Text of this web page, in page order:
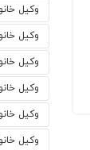
وکیل
وکیل
وکیل
وکیل
وکیل
وکیل